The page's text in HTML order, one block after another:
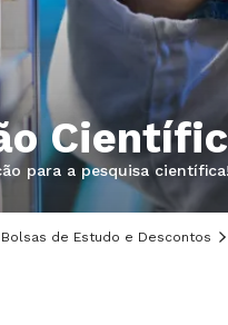
para a pesquisa científica!
Bolsas de Estudo e Descontos